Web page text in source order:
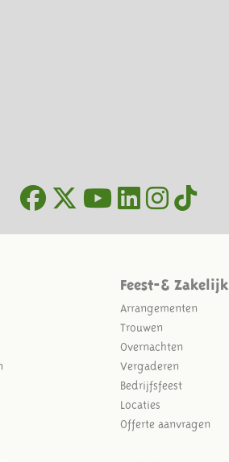
Feest-& Zakelijk
Arrangementen
Trouwen
Overnachten
Vergaderen
Bedrijfsfeest
Locaties
Offerte aanvragen